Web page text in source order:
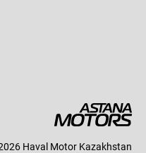
Haval Motor Kazakhstan